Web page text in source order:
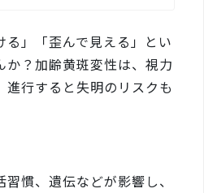
る」「歪んで見える」とい
か？加齢黄斑変性は、視力
進行すると失明のリスクも
慣、遺伝などが影響し、